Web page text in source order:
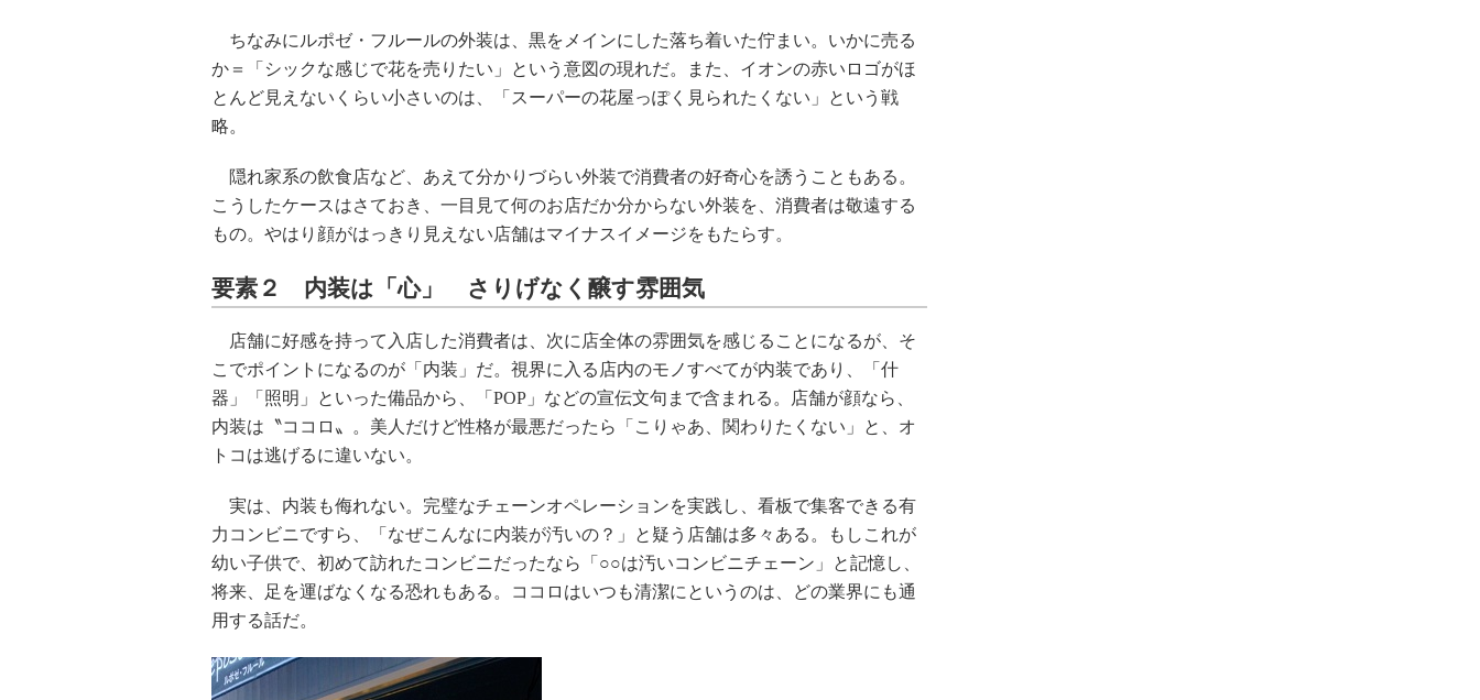
ちなみにルポゼ・フルールの外装は、黒をメインにした落ち着いた佇まい。いかに売る
か＝「シックな感じで花を売りたい」という意図の現れだ。また、イオンの赤いロゴがほ
とんど見えないくらい小さいのは、「スーパーの花屋っぽく見られたくない」という戦
略。
隠れ家系の飲食店など、あえて分かりづらい外装で消費者の好奇心を誘うこともある。
こうしたケースはさておき、一目見て何のお店だか分からない外装を、消費者は敬遠する
もの。やはり顔がはっきり見えない店舗はマイナスイメージをもたらす。
要素２ 内装は「心」 さりげなく醸す雰囲気
店舗に好感を持って入店した消費者は、次に店全体の雰囲気を感じることになるが、そ
こでポイントになるのが「内装」だ。視界に入る店内のモノすべてが内装であり、「什
器」「照明」といった備品から、「POP」などの宣伝文句まで含まれる。店舗が顔なら、
内装は〝ココロ〟。美人だけど性格が最悪だったら「こりゃあ、関わりたくない」と、オ
トコは逃げるに違いない。
実は、内装も侮れない。完璧なチェーンオペレーションを実践し、看板で集客できる有
力コンビニですら、「なぜこんなに内装が汚いの？」と疑う店舗は多々ある。もしこれが
幼い子供で、初めて訪れたコンビニだったなら「○○は汚いコンビニチェーン」と記憶し、
将来、足を運ばなくなる恐れもある。ココロはいつも清潔にというのは、どの業界にも通
用する話だ。